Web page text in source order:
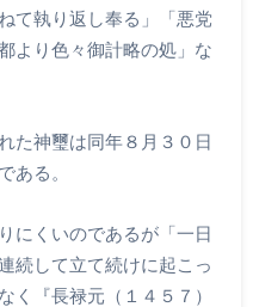
て執り返し奉る」「悪党
より色々御計略の処」な
た神璽は同年８月３０日
ある。
にくいのであるが「一日
続して立て続けに起こっ
く『長禄元（１４５７）